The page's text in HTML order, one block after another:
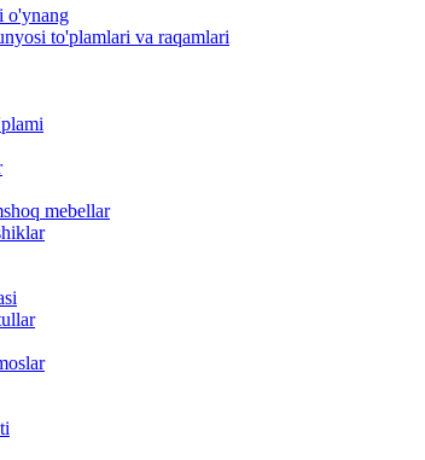
o'ynang
to'plamlari va raqamlari
mebellar